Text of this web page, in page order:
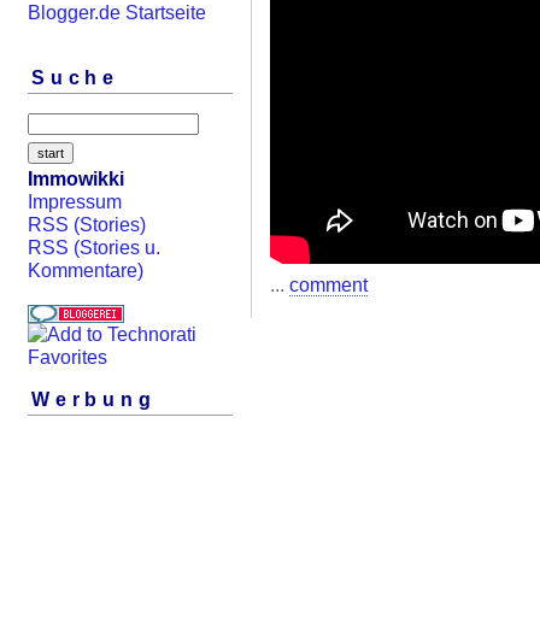
Blogger.de Startseite
Suche
Immowikki
Impressum
RSS (Stories)
RSS (Stories u.
Kommentare)
Werbung
... comment